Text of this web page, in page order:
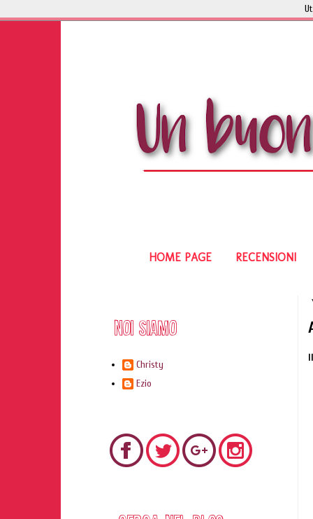
HOME PAGE RECENSIONI
Christy
Ezio